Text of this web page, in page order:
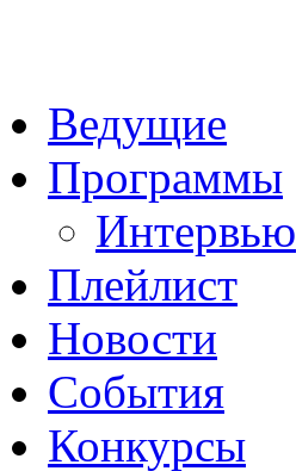
Ведущие
Программы
Интервью
Плейлист
Новости
События
Конкурсы